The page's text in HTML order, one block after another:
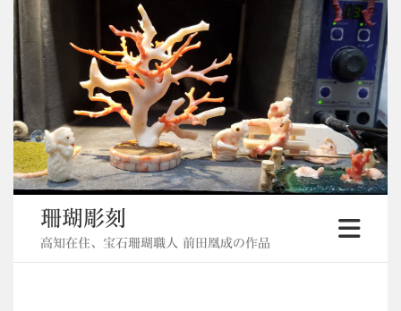
Skip
to
content
珊瑚彫刻
高知在住、宝石珊瑚職人 前田凰成の作品